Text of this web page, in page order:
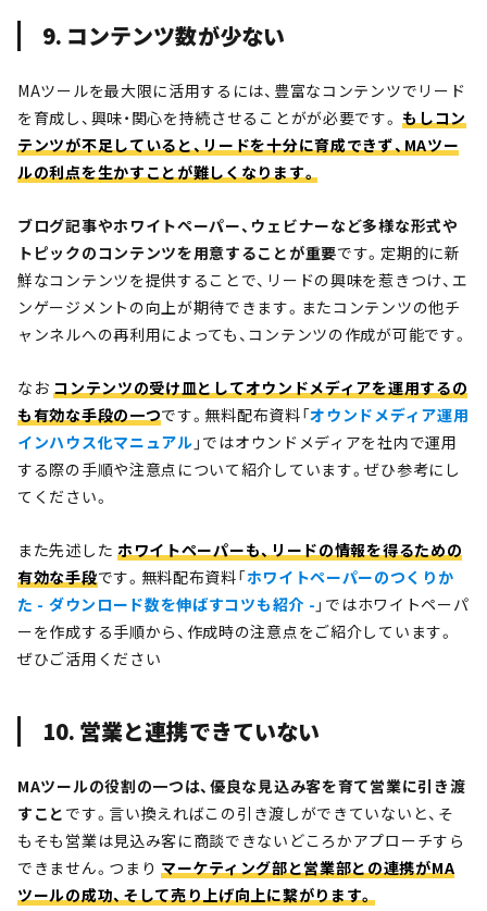
9. コンテンツ数が少ない
MAツールを最大限に活用するには、豊富なコンテンツでリード
を育成し、興味・関心を持続させることがが必要です。もしコン
テンツが不足していると、リードを十分に育成できず、MAツー
ルの利点を生かすことが難しくなります。
ブログ記事やホワイトペーパー、ウェビナーなど多様な形式や
トピックのコンテンツを用意することが重要です。定期的に新
鮮なコンテンツを提供することで、リードの興味を惹きつけ、エ
ンゲージメントの向上が期待できます。またコンテンツの他チ
ャンネルへの再利用によっても、コンテンツの作成が可能です。
なおコンテンツの受け皿としてオウンドメディアを運用するの
も有効な手段の一つです。無料配布資料「オウンドメディア運用
インハウス化マニュアル 」ではオウンドメディアを社内で運用
する際の手順や注意点について紹介しています。ぜひ参考にし
てください。
また先述した ホワイトペーパーも、リードの情報を得るための
有効な手段です。無料配布資料「ホワイトペーパーのつくりか
た - ダウンロード数を伸ばすコツも紹介 - 」ではホワイトペーパ
ーを作成する手順から、作成時の注意点をご紹介しています。
ぜひご活用ください
10. 営業と連携できていない
MAツールの役割の一つは、優良な見込み客を育て営業に引き渡
すこと です。言い換えればこの引き渡しができていないと、そ
もそも営業は見込み客に商談できないどころかアプローチすら
できません。つまり マーケティング部と営業部との連携がMA
ツールの成功、そして売り上げ向上に繋がります。